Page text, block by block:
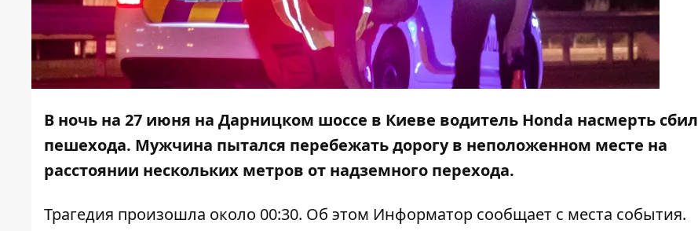
В ночь на 27 июня на Дарницком шоссе в Киеве водитель Honda насмерть сбил
пешехода. Мужчина пытался перебежать дорогу в неположенном месте на
расстоянии нескольких метров от надземного перехода.
Трагедия произошла около 00:30. Об этом Информатор сообщает с места события.